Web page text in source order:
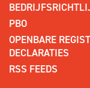
PBO
OPENBARE
DECLARATIES
RSS FEEDS